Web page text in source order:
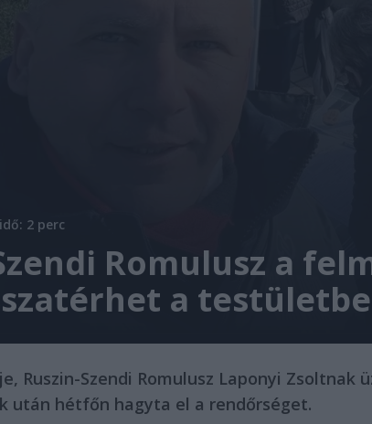
2 perc
Romulusz a
a testületbe
Ruszin-Szendi Romulusz Laponyi Zsoltnak
után hétfőn hagyta el a rendőrséget.